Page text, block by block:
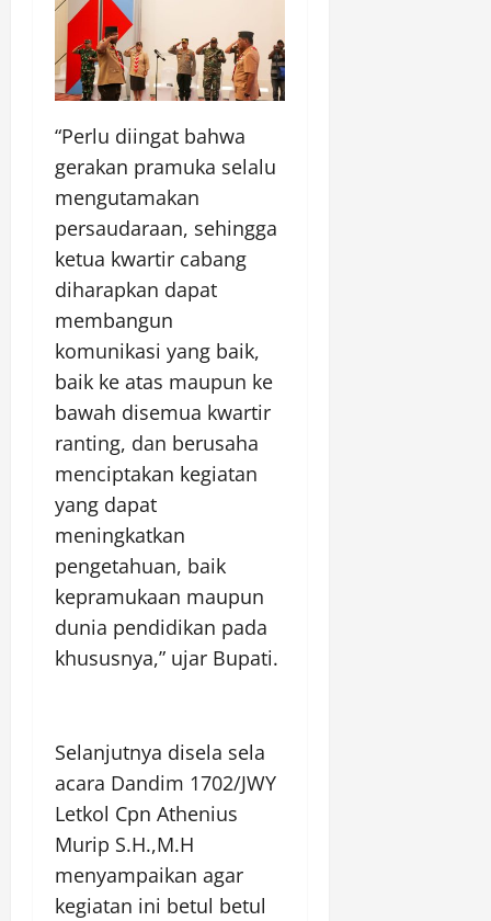
“Perlu diingat bahwa
gerakan pramuka selalu
mengutamakan
persaudaraan, sehingga
ketua kwartir cabang
diharapkan dapat
membangun
komunikasi yang baik,
baik ke atas maupun ke
bawah disemua kwartir
ranting, dan berusaha
menciptakan kegiatan
yang dapat
meningkatkan
pengetahuan, baik
kepramukaan maupun
dunia pendidikan pada
khususnya,” ujar Bupati.
Selanjutnya disela sela
acara Dandim 1702/JWY
Letkol Cpn Athenius
Murip S.H.,M.H
menyampaikan agar
kegiatan ini betul betul